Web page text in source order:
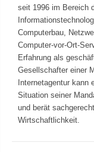
seit 1996 im Bereich
Computerbau,
Computer-vor-Ort-
Erfahrung als
Gesellschafter einer
Internetagentur kann
Situation seiner
und berät
Wirtschaftlichkeit.